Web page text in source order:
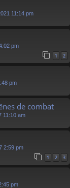
11:14 pm
pm
1 2
pm
de combat
11:10 am
2:59 pm
1 2 3
pm